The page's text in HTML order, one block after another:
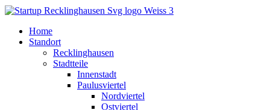
Home
Standort
Recklinghausen
Stadtteile
Innenstadt
Paulusviertel
Nordviertel
Ostviertel